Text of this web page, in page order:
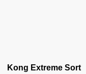
Kong Extreme Sort